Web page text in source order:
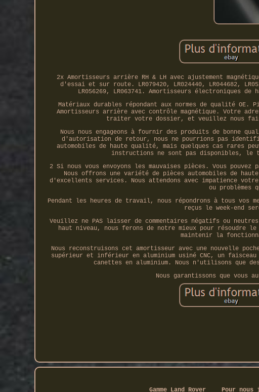
2x Amortisseurs arrière RH & LH avec ajustement
d'essai et sur route. LR079420, LR024440, LR044682,
LR056269, LR063741. Amortisseurs électroniques
Matériaux durables répondant aux normes de qualité
Amortisseurs arrière avec contrôle magnétique. Votre
traiter votre dossier, et veuillez nous
Nous nous engageons à fournir des produits de bonne
d'autorisation de retour, nous ne pourrions pas
automobiles de haute qualité, mais quelques cas
instructions ne sont pas disponibles, le
2 Si nous vous envoyons les mauvaises pièces. Vous
Nous offrons une variété de pièces automobiles de
d'excellents services. Nous attendons avec impatience
ou problèmes
Pendant les heures de travail, nous répondrons à tous vos
reçus le week-end
Veuillez ne PAS laisser de commentaires négatifs ou
haut niveau, nous ferons de notre mieux pour résoudre
maintenir la
Nous reconstruisons cet amortisseur avec une nouvelle
supérieur et inférieur en aluminium usiné CNC, un
canettes en aluminium. Nous n'utilisons que
Nous garantissons que vous
Gamme Land Rover Pour nous